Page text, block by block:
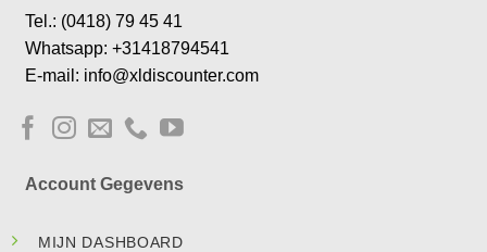
Tel.: (0418) 79 45 41
Whatsapp: +31418794541
E-mail: info@xldiscounter.com
Account Gegevens
MIJN DASHBOARD